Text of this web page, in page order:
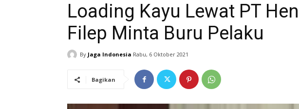
Loading Kayu Lewat PT
Filep Minta Buru Pelaku
By Jaga Indonesia Rabu, 6 Oktober 2021
Bagikan